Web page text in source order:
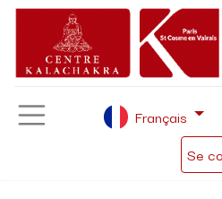
Se
Français